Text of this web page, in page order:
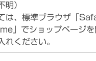
明）
は、標準ブラウザ「
」でショップページを
れください。